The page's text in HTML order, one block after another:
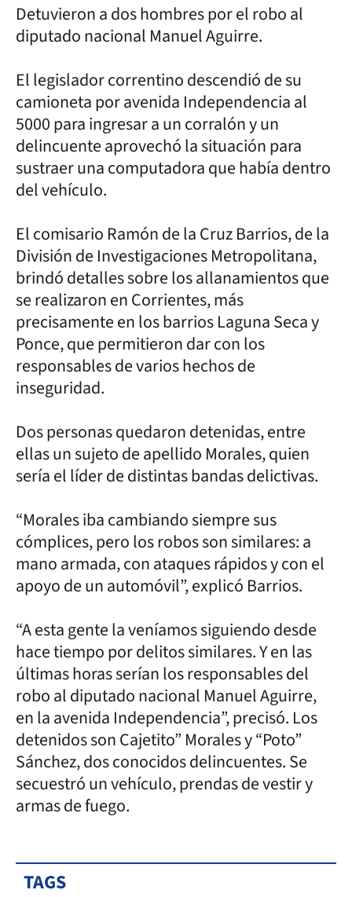
Detuvieron a dos hombres por el robo al
diputado nacional Manuel Aguirre.
El legislador correntino descendió de su
camioneta por avenida Independencia al
5000 para ingresar a un corralón y un
delincuente aprovechó la situación para
sustraer una computadora que había dentro
del vehículo.
El comisario Ramón de la Cruz Barrios, de la
División de Investigaciones Metropolitana,
brindó detalles sobre los allanamientos que
se realizaron en Corrientes, más
precisamente en los barrios Laguna Seca y
Ponce, que permitieron dar con los
responsables de varios hechos de
inseguridad.
Dos personas quedaron detenidas, entre
ellas un sujeto de apellido Morales, quien
sería el líder de distintas bandas delictivas.
“Morales iba cambiando siempre sus
cómplices, pero los robos son similares: a
mano armada, con ataques rápidos y con el
apoyo de un automóvil”, explicó Barrios.
“A esta gente la veníamos siguiendo desde
hace tiempo por delitos similares. Y en las
últimas horas serían los responsables del
robo al diputado nacional Manuel Aguirre,
en la avenida Independencia”, precisó. Los
detenidos son Cajetito” Morales y “Poto”
Sánchez, dos conocidos delincuentes. Se
secuestró un vehículo, prendas de vestir y
armas de fuego.
TAGS